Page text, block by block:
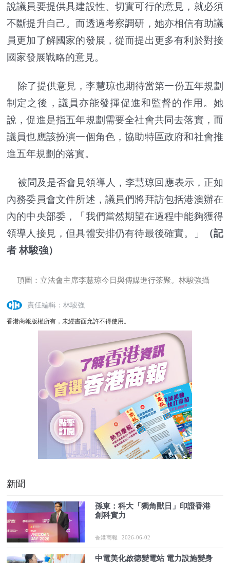
說議員要提供具建設性、切實可行的意見，就必須
不斷提升自己。而透過考察調研，她亦相信有助議
員更加了解國家的發展，從而提出更多有利於對接
國家發展戰略的意見。
除了提供意見，李慧琼也期待當第一份五年規劃
制定之後，議員亦能發揮促進和監督的作用。她
說，促進是指五年規劃需要全社會共同去落實，而
議員也應該扮演一個角色，協助特區政府和社會推
進五年規劃的落實。
被問及是否會見領導人，李慧琼回應表示，正如
內務委員會文件所述，議員們將拜訪包括港澳辦在
內的中央部委，「我們當然期望在過程中能夠獲得
領導人接見，但具體安排仍有待最後確實。」
（記
者 林駿強）
頂圖：立法會主席李慧琼今日與傳媒進行茶聚。林駿強攝
責任編輯：林駿強
香港商報版權所有，未經書面允許不得使用。
新聞
孫東：科大「獨角獸日」印證香港
創科實力
香港商報 2026-06-02
中電美化啟德變電站 電力設施變身